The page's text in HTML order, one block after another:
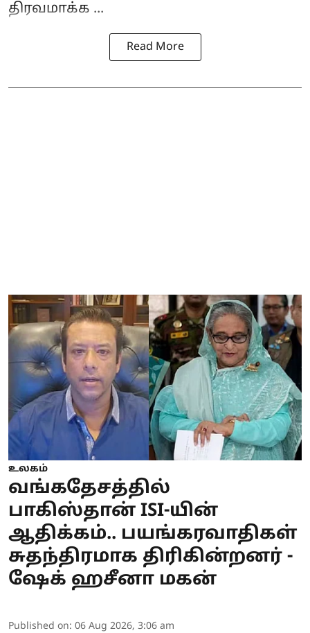
திரவமாக்க ...
Read More
உலகம்
வங்கதேசத்தில்
பாகிஸ்தான் ISI-யின்
ஆதிக்கம்.. பயங்கரவாதிகள்
சுதந்திரமாக திரிகின்றனர் -
ஷேக் ஹசீனா மகன்
Published on: 06 Aug 2026, 3:06 am